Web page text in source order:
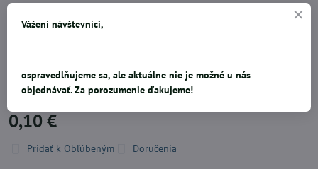
Pohľadnica s veľkonočným motívom. Pohľadnica so šiestimi motívmi.
105mm x 148mm x 1mm (Š x V x H)Vyrobené v EU.
0,10 €
Pridať k Obľúbeným Doručenia
Vážení návštevníci,
ospravedlňujeme sa, ale aktuálne nie je možné u nás
objednávať. Za porozumenie ďakujeme!